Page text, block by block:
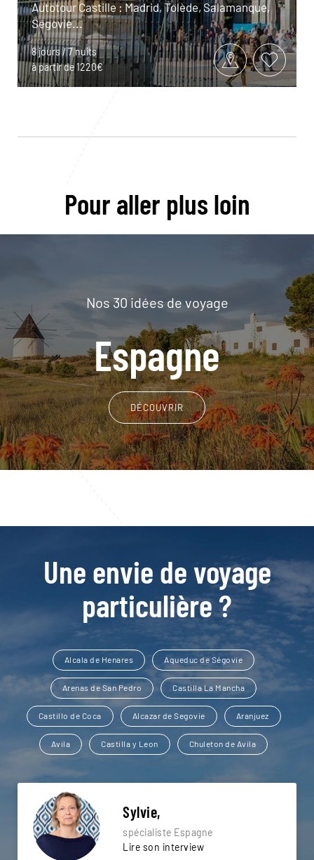
Autotour Castille : Madrid, Tolède, Salamanque,
Ségovie...
8 jours / 7 nuits
à partir de 1220€
Pour aller plus loin
Nos 30 idées de voyage
Espagne
DÉCOUVRIR
Une envie de voyage
particulière ?
Alcala de Henares Aqueduc de Ségovie
Arenas de San Pedro Castilla La Mancha
Castillo de Coca Alcazar de Segovie Aranjuez
Avila Castilla y Leon Chuleton de Avila
Sylvie,
spécialiste Espagne
Lire son interview